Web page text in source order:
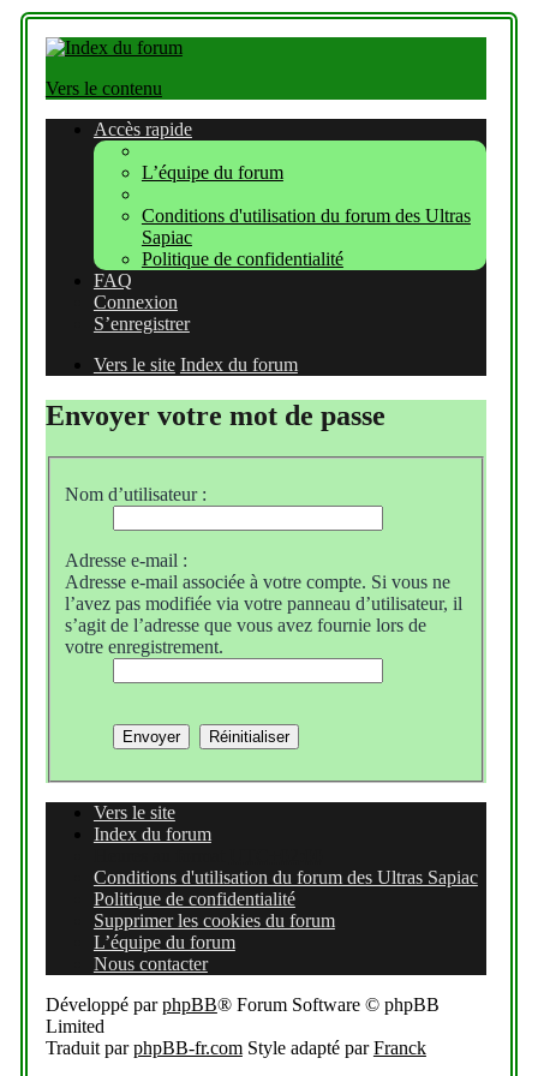
Vers le contenu
Accès rapide
L’équipe du forum
Conditions d'utilisation du forum des Ultras
Sapiac
Politique de confidentialité
FAQ
Connexion
S’enregistrer
Vers le site Index du forum
Envoyer votre mot de passe
Nom d’utilisateur :
Adresse e-mail :
Adresse e-mail associée à votre compte. Si vous ne
l’avez pas modifiée via votre panneau d’utilisateur, il
s’agit de l’adresse que vous avez fournie lors de
votre enregistrement.
Vers le site
Index du forum
Conditions d'utilisation du forum des Ultras Sapiac
Politique de confidentialité
Supprimer les cookies du forum
L’équipe du forum
Nous contacter
Développé parphpBB® Forum Software © phpBB
Limited
Traduit parphpBB-fr.comStyle adapté parFranck